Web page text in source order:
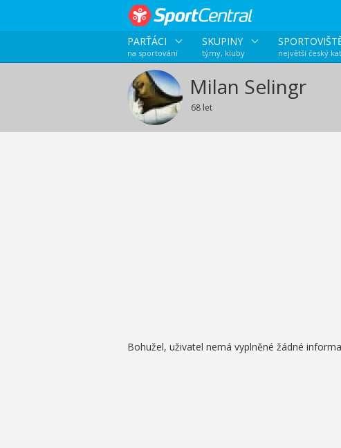
PARŤÁCI
na sportování
SKUPINY
týmy, kluby největší český
Milan Selingr
68 let
Bohužel, uživatel nemá vyplněné žádné